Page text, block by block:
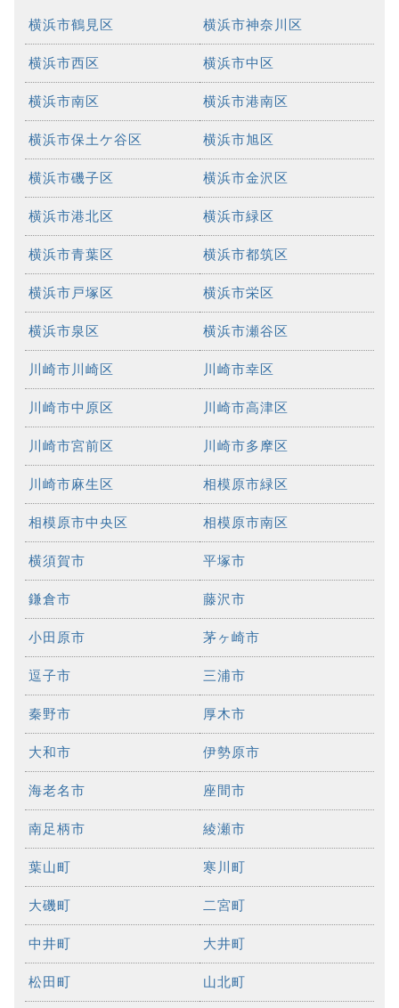
横浜市鶴見区 横浜市神奈川区
横浜市西区 横浜市中区
横浜市南区 横浜市港南区
横浜市保土ケ谷区 横浜市旭区
横浜市磯子区 横浜市金沢区
横浜市港北区 横浜市緑区
横浜市青葉区 横浜市都筑区
横浜市戸塚区 横浜市栄区
横浜市泉区 横浜市瀬谷区
川崎市川崎区 川崎市幸区
川崎市中原区 川崎市高津区
川崎市宮前区 川崎市多摩区
川崎市麻生区 相模原市緑区
相模原市中央区 相模原市南区
横須賀市 平塚市
鎌倉市 藤沢市
小田原市 茅ヶ崎市
逗子市 三浦市
秦野市 厚木市
大和市 伊勢原市
海老名市 座間市
南足柄市 綾瀬市
葉山町 寒川町
大磯町 二宮町
中井町 大井町
松田町 山北町